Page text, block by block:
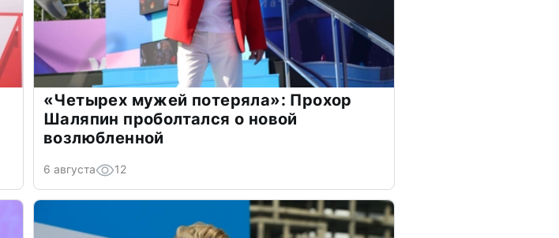
«Четырех мужей потеряла»: Прохор
Шаляпин проболтался о новой
возлюбленной
6 августа 12